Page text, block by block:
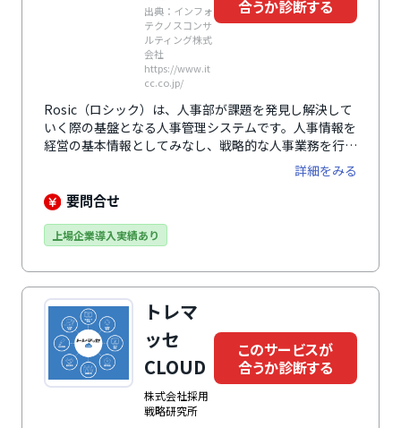
出典：インフォ
テクノスコンサ
ルティング株式
会社
https://www.it
cc.co.jp/
合うか診断する
Rosic（ロシック）は、人事部が課題を発見し解決して
いく際の基盤となる人事管理システムです。人事情報を
経営の基本情報としてみなし、戦略的な人事業務を行え
詳細をみる
要問合せ
上場企業導入実績あり
トレマ
ッセ
CLOUD
株式会社採用
戦略研究所
このサービスが
合うか診断する